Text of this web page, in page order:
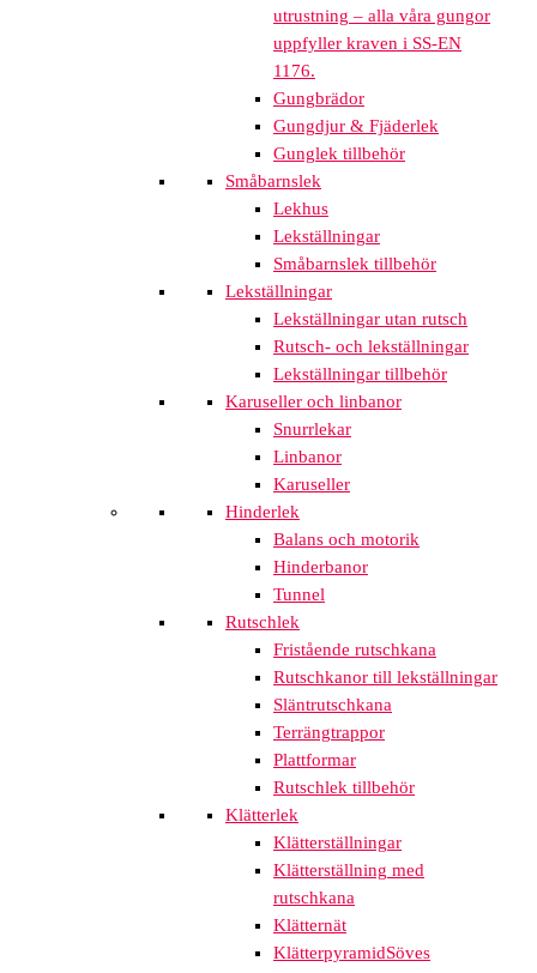
utrustning – alla våra gungor
uppfyller kraven i SS-EN
1176.
Gungbrädor
Gungdjur & Fjäderlek
Gunglek tillbehör
Småbarnslek
Lekhus
Lekställningar
Småbarnslek tillbehör
Lekställningar
Lekställningar utan rutsch
Rutsch- och lekställningar
Lekställningar tillbehör
Karuseller och linbanor
Snurrlekar
Linbanor
Karuseller
Hinderlek
Balans och motorik
Hinderbanor
Tunnel
Rutschlek
Fristående rutschkana
Rutschkanor till lekställningar
Släntrutschkana
Terrängtrappor
Plattformar
Rutschlek tillbehör
Klätterlek
Klätterställningar
Klätterställning med
rutschkana
Klätternät
KlätterpyramidSöves